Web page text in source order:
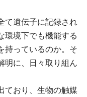
て遺伝子に記録され
環境下でも機能する
持っているのか。そ
明に、日々取り組ん
ており、生物の触媒